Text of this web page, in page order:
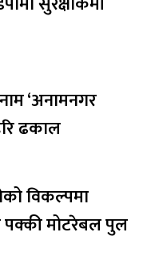
‘अनामनगर
ढकाल
विकल्पमा
पक्की मोटरेबल पुल